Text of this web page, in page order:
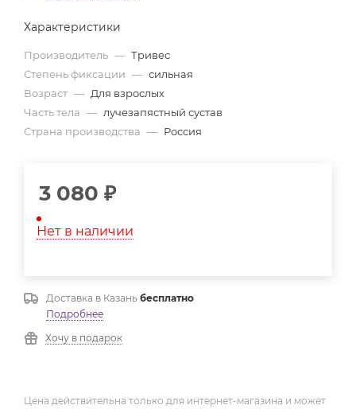
Характеристики
Производитель — Тривес
Степень фиксации — сильная
Возраст — Для взрослых
Часть тела — лучезапястный сустав
Страна производства — Россия
3 080 ₽
Нет в наличии
Доставка в Казань бесплатно
Подробнее
Хочу в подарок
Цена действительна только для интернет-магазина и может